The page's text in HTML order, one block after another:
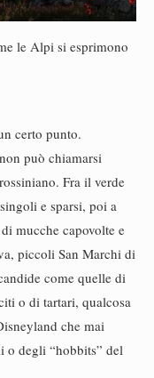
le Alpi si esprimono
certo punto.
può chiamarsi
Fra il verde
e sparsi, poi a
mucche capovolte e
piccoli San Marchi di
come quelle di
o di tartari, qualcosa
che mai
o degli “hobbits” del